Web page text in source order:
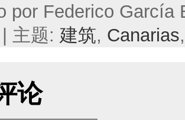
por Federico García
主题: 建筑, Canarias
论